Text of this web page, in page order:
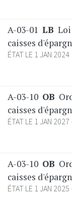
A-03-01 LB Loi
caisses
ÉTAT LE 1 JAN 2024
A-03-10 OB
caisses
ÉTAT LE 1 JAN 2027
A-03-10 OB
caisses
ÉTAT LE 1 JAN 2025